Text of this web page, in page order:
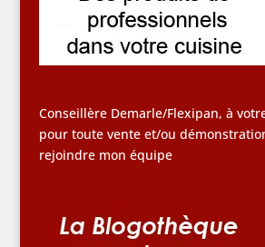
Conseillère Demarle/Flexipan, à
pour toute vente et/ou
rejoindre mon équipe